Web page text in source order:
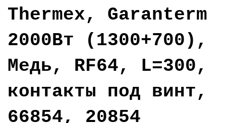
Thermex, Garanterm
2000Вт (1300+700),
Медь, RF64, L=300,
контакты под винт,
66854, 20854